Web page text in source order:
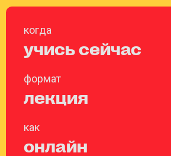
когда
учись сейчас
формат
лекция
как
онлайн